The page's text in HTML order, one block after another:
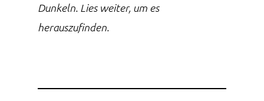
Dunkeln. Lies weiter, um es
herauszufinden.